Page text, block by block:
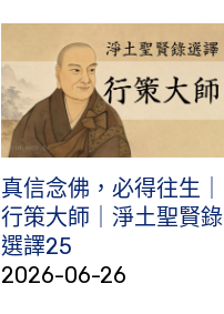
真信念佛，必得往生｜
行策大師｜淨土聖賢錄
選譯25
2026-06-26